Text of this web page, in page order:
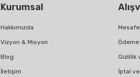
Kurumsal
Hakkımızda
Vizyon & Misyon
Blog
İletişim
Gizlilik
İptal